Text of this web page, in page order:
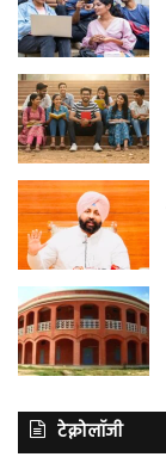
टेक्नोलॉजी